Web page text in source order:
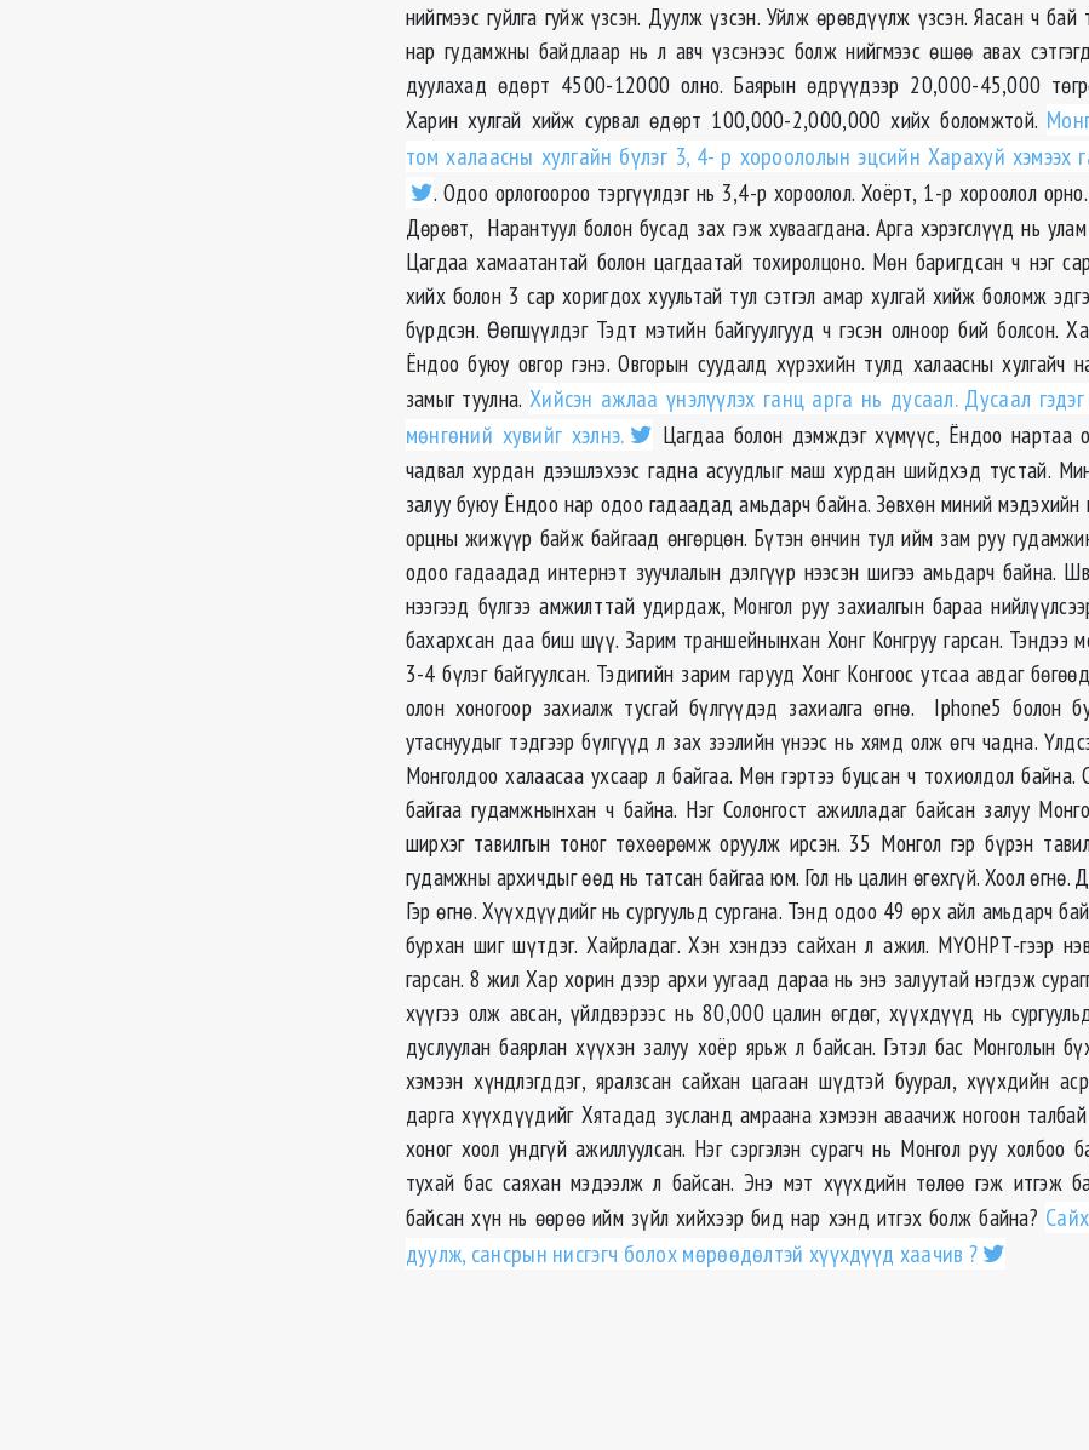
нийгмээс гуйлга гуйж үзсэн. Дуулж үзсэн. Уйлж өрөвдүүлж үзсэн. Яасан ч
нар гудамжны байдлаар нь л авч үзсэнээс болж нийгмээс өшөө авах
дуулахад өдөрт 4500-12000 олно. Баярын өдрүүдээр 20,000-45,000
Харин хулгай хийж сурвал өдөрт 100,000-2,000,000 хийх боломжтой.
том халаасны хулгайн бүлэг 3, 4- р хороололын эцсийн Харахуй хэмээх
. Одоо орлогоороо тэргүүлдэг нь 3,4-р хороолол. Хоёрт, 1-р хороолол
Дөрөвт, Нарантуул болон бусад зах гэж хуваагдана. Арга хэрэгслүүд нь
Цагдаа хамаатантай болон цагдаатай тохиролцоно. Мөн баригдсан ч нэг
хийх болон 3 сар хоригдох хуультай тул сэтгэл амар хулгай хийж боломж
бүрдсэн. Өөгшүүлдэг Тэдт мэтийн байгуулгууд ч гэсэн олноор бий болсон.
Ёндоо буюу овгор гэнэ. Овгорын суудалд хүрэхийн тулд халаасны хулгайч
замыг туулна. Хийсэн ажлаа үнэлүүлэх ганц арга нь дусаал. Дусаал
мөнгөний хувийг хэлнэ.
Цагдаа болон дэмждэг хүмүүс, Ёндоо нартаа
чадвал хурдан дээшлэхээс гадна асуудлыг маш хурдан шийдхэд тустай.
залуу буюу Ёндоо нар одоо гадаадад амьдарч байна. Зөвхөн миний
орцны жижүүр байж байгаад өнгөрцөн. Бүтэн өнчин тул ийм зам руу
одоо гадаадад интернэт зуучлалын дэлгүүр нээсэн шигээ амьдарч байна.
нээгээд бүлгээ амжилттай удирдаж, Монгол руу захиалгын бараа
бахархсан даа биш шүү. Зарим траншейнынхан Хонг Конгруу гарсан. Тэндээ
3-4 бүлэг байгуулсан. Тэдигийн зарим гарууд Хонг Конгоос утсаа авдаг
олон хоногоор захиалж тусгай бүлгүүдэд захиалга өгнө. Iphone5 болон
утаснуудыг тэдгээр бүлгүүд л зах зээлийн үнээс нь хямд олж өгч чадна.
Монголдоо халаасаа ухсаар л байгаа. Мөн гэртээ буцсан ч тохиолдол байна.
байгаа гудамжнынхан ч байна. Нэг Солонгост ажилладаг байсан залуу
ширхэг тавилгын тоног төхөөрөмж оруулж ирсэн. 35 Монгол гэр бүрэн
гудамжны архичдыг өөд нь татсан байгаа юм. Гол нь цалин өгөхгүй. Хоол өгнө.
Гэр өгнө. Хүүхдүүдийг нь сургуульд сургана. Тэнд одоо 49 өрх айл амьдарч
бурхан шиг шүтдэг. Хайрладаг. Хэн хэндээ сайхан л ажил. МҮОНРТ-гээр
гарсан. 8 жил Хар хорин дээр архи уугаад дараа нь энэ залуутай нэгдэж
хүүгээ олж авсан, үйлдвэрээс нь 80,000 цалин өгдөг, хүүхдүүд нь
дуслуулан баярлан хүүхэн залуу хоёр ярьж л байсан. Гэтэл бас Монголын
хэмээн хүндлэгддэг, яралзсан сайхан цагаан шүдтэй буурал, хүүхдийн
дарга хүүхдүүдийг Хятадад зусланд амраана хэмээн аваачиж ногоон
хоног хоол ундгүй ажиллуулсан. Нэг сэргэлэн сурагч нь Монгол руу холбоо
тухай бас саяхан мэдээлж л байсан. Энэ мэт хүүхдийн төлөө гэж итгэж
байсан хүн нь өөрөө ийм зүйл хийхээр бид нар хэнд итгэх болж байна?
дуулж, сансрын нисгэгч болох мөрөөдөлтэй хүүхдүүд хаачив ?